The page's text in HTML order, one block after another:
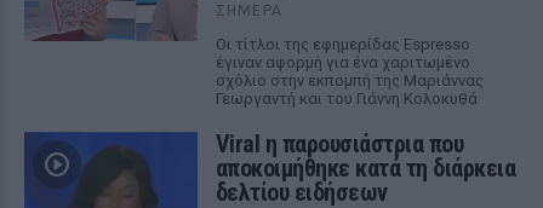
ΣΉΜΕΡΑ
Οι τίτλοι της εφημερίδας Espresso
έγιναν αφορμή για ένα χαριτωμένο
σχόλιο στην εκπομπή της Μαριάννας
Γεωργαντή και του Γιάννη Κολοκυθά
Viral η παρουσιάστρια που
αποκοιμήθηκε κατά τη διάρκεια
δελτίου ειδήσεων